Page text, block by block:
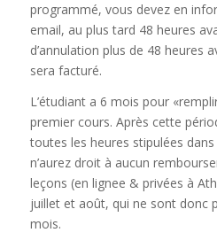
programmé, vous devez en
email, au plus tard 48 heures
d’annulation plus de 48 heures
sera facturé.
L’étudiant a 6 mois pour
premier cours. Après cette
toutes les heures stipulées
n’aurez droit à aucun
leçons (en lignee & privées à
juillet et août, qui ne sont donc
mois.